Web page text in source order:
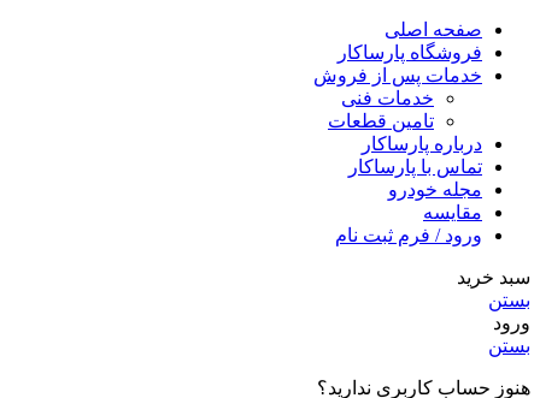
صفحه اصلی
فروشگاه پارساکار
خدمات پس از فروش
خدمات فنی
تامین قطعات
درباره پارساکار
تماس با پارساکار
مجله خودرو
مقایسه
ورود / فرم ثبت نام
سبد خرید
بستن
ورود
بستن
هنوز حساب کاربری ندارید؟